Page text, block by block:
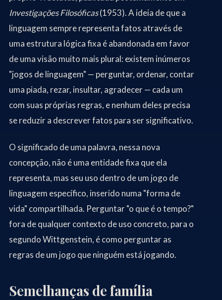
Investigações Filosóficas(1953). A ideia de que a
linguagem sempre representa fatos através de
uma estrutura lógica fixa é abandonada em favor
de uma visão muito mais plural: existem inúmeros
"jogos de linguagem" — perguntar, ordenar, contar
uma piada, rezar, insultar, agradecer — cada um
com suas próprias regras, e nenhum deles precisa
se reduzir a descrever fatos para ser significativo.
O significado de uma palavra, nessa nova
concepção, não é uma entidade fixa que ela
representa, mas seu uso dentro de um jogo de
linguagem específico, inserido numa "forma de
vida" compartilhada. Perguntar "o que é o tempo?"
fora de qualquer contexto de uso concreto, para o
segundo Wittgenstein, é como perguntar as
regras de um jogo que ninguém está jogando.
Semelhanças de família